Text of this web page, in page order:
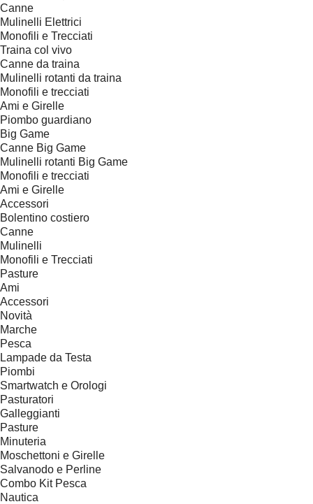
Canne
Mulinelli Elettrici
Monofili e Trecciati
Traina col vivo
Canne da traina
Mulinelli rotanti da traina
Monofili e trecciati
Ami e Girelle
Piombo guardiano
Big Game
Canne Big Game
Mulinelli rotanti Big Game
Monofili e trecciati
Ami e Girelle
Accessori
Bolentino costiero
Canne
Mulinelli
Monofili e Trecciati
Pasture
Ami
Accessori
Novità
Marche
Pesca
Lampade da Testa
Piombi
Smartwatch e Orologi
Pasturatori
Galleggianti
Pasture
Minuteria
Moschettoni e Girelle
Salvanodo e Perline
Combo Kit Pesca
Nautica